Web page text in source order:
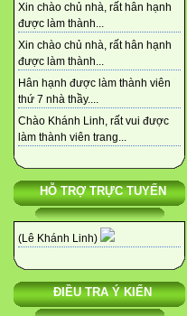
Xin chào chủ nhà, rất hân hạnh
được làm thành...
Xin chào chủ nhà, rất hân hạnh
được làm thành...
Hân hạnh được làm thành viên
thứ 7 nhà thầy....
Chào Khánh Linh, rất vui được
làm thành viên trang...
HỖ TRỢ TRỰC TUYẾN
(Lê Khánh Linh)
ĐIỀU TRA Ý KIẾN